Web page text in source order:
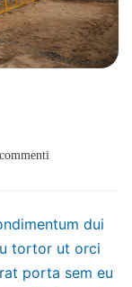
dui
tortor ut orci
porta sem eu